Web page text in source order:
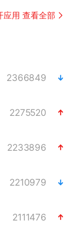
应用 查看全部
2366849
2275520
2233896
2210979
2111476